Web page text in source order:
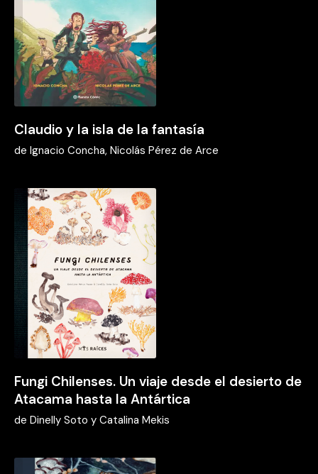
Claudio y la isla de la fantasía
de Ignacio Concha, Nicolás Pérez de Arce
Fungi Chilenses. Un viaje desde el desierto de
Atacama hasta la Antártica
de Dinelly Soto y Catalina Mekis